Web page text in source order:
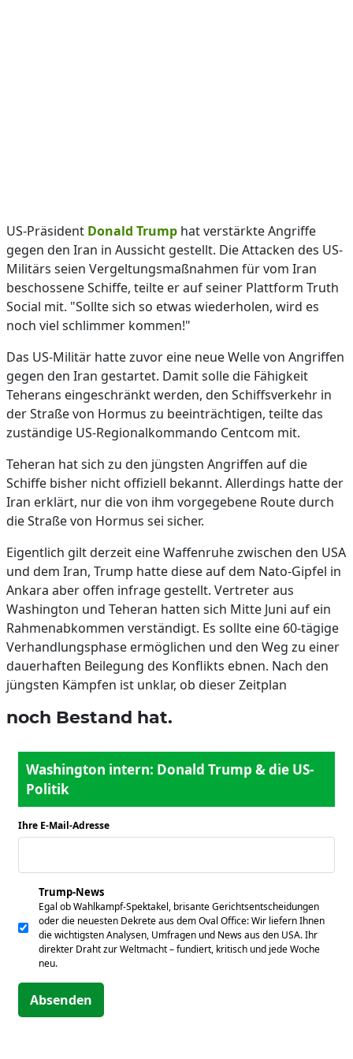
US-Präsident Donald Trump hat verstärkte Angriffe
gegen den Iran in Aussicht gestellt. Die Attacken des US-
Militärs seien Vergeltungsmaßnahmen für vom Iran
beschossene Schiffe, teilte er auf seiner Plattform Truth
Social mit. "Sollte sich so etwas wiederholen, wird es
noch viel schlimmer kommen!"
Das US-Militär hatte zuvor eine neue Welle von Angriffen
gegen den Iran gestartet. Damit solle die Fähigkeit
Teherans eingeschränkt werden, den Schiffsverkehr in
der Straße von Hormus zu beeinträchtigen, teilte das
zuständige US-Regionalkommando Centcom mit.
Teheran hat sich zu den jüngsten Angriffen auf die
Schiffe bisher nicht offiziell bekannt. Allerdings hatte der
Iran erklärt, nur die von ihm vorgegebene Route durch
die Straße von Hormus sei sicher.
Eigentlich gilt derzeit eine Waffenruhe zwischen den USA
und dem Iran, Trump hatte diese auf dem Nato-Gipfel in
Ankara aber offen infrage gestellt. Vertreter aus
Washington und Teheran hatten sich Mitte Juni auf ein
Rahmenabkommen verständigt. Es sollte eine 60-tägige
Verhandlungsphase ermöglichen und den Weg zu einer
dauerhaften Beilegung des Konflikts ebnen. Nach den
jüngsten Kämpfen ist unklar, ob dieser Zeitplan
noch Bestand hat.
Washington intern: Donald Trump & die US-
Politik
Ihre E-Mail-Adresse
Trump-News
Egal ob Wahlkampf-Spektakel, brisante Gerichtsentscheidungen
oder die neuesten Dekrete aus dem Oval Office: Wir liefern Ihnen
die wichtigsten Analysen, Umfragen und News aus den USA. Ihr
direkter Draht zur Weltmacht – fundiert, kritisch und jede Woche
neu.
Absenden